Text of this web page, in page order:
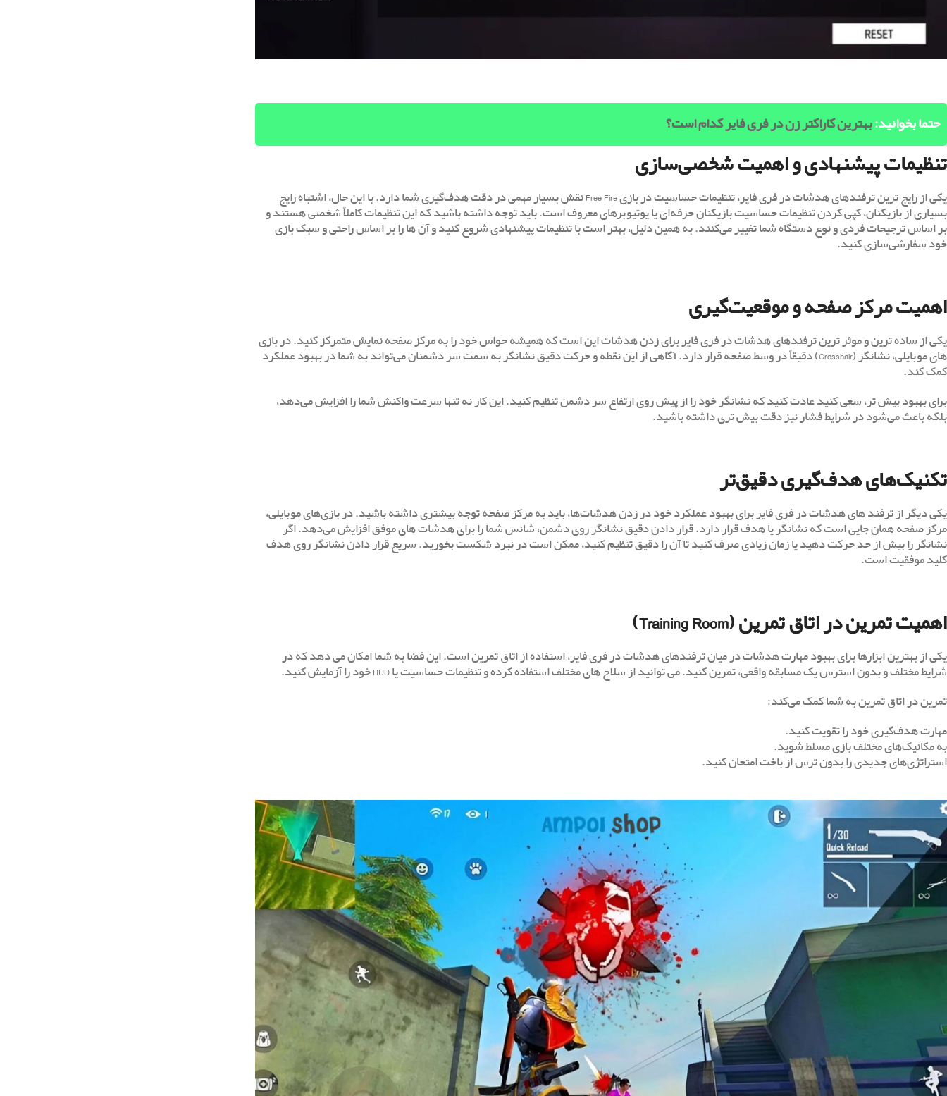
حتما بخوانید:بهترین کاراکتر زن در فری فایر کدام است؟
تنظیمات پیشنهادی و اهمیت شخصی‌سازی
یکی از رایج ترین ترفندهای هدشات در فری فایر، تنظیمات حساسیت در بازی Free Fire نقش بسیار مهمی در دقت هدف‌گیری شما دارد. با این حال، اشتباه رایج
بسیاری از بازیکنان، کپی کردن تنظیمات حساسیت بازیکنان حرفه‌ای یا یوتیوبرهای معروف است. باید توجه داشته باشید که این تنظیمات کاملاً شخصی هستند و
بر اساس ترجیحات فردی و نوع دستگاه شما تغییر می‌کنند. به همین دلیل، بهتر است با تنظیمات پیشنهادی شروع کنید و آن ‌ها را بر اساس راحتی و سبک بازی
خود سفارشی‌سازی کنید.
اهمیت مرکز صفحه و موقعیت‌گیری
یکی از ساده ‌ترین و موثر ترین ترفندهای هدشات در فری فایر برای زدن هدشات این است که همیشه حواس خود را به مرکز صفحه نمایش متمرکز کنید. در بازی
‌های موبایلی، نشانگر (Crosshair) دقیقاً در وسط صفحه قرار دارد. آگاهی از این نقطه و حرکت دقیق نشانگر به سمت سر دشمنان می‌تواند به شما در بهبود عملکرد
کمک کند.
برای بهبود بیش تر، سعی کنید عادت کنید که نشانگر خود را از پیش روی ارتفاع سر دشمن تنظیم کنید. این کار نه تنها سرعت واکنش شما را افزایش می‌دهد،
بلکه باعث می‌شود در شرایط فشار نیز دقت بیش تری داشته باشید.
تکنیک‌های هدف‌گیری دقیق‌تر
یکی دیگر از ترفند های هدشات در فری فایر برای بهبود عملکرد خود در زدن هدشات‌ها، باید به مرکز صفحه توجه بیشتری داشته باشید. در بازی‌های موبایلی،
مرکز صفحه همان جایی است که نشانگر یا هدف قرار دارد. قرار دادن دقیق نشانگر روی دشمن، شانس شما را برای هدشات ‌های موفق افزایش می‌دهد. اگر
نشانگر را بیش از حد حرکت دهید یا زمان زیادی صرف کنید تا آن را دقیق تنظیم کنید، ممکن است در نبرد شکست بخورید. سریع قرار دادن نشانگر روی هدف
کلید موفقیت است.
اهمیت تمرین در اتاق تمرین (Training Room)
یکی از بهترین ابزارها برای بهبود مهارت هدشات در میان ترفندهای هدشات در فری فایر، استفاده از اتاق تمرین است. این فضا به شما امکان می ‌دهد که در
شرایط مختلف و بدون استرس یک مسابقه واقعی، تمرین کنید. می ‌توانید از سلاح‌ های مختلف استفاده کرده و تنظیمات حساسیت یا HUD خود را آزمایش کنید.
تمرین در اتاق تمرین به شما کمک می‌کند:
مهارت هدف‌گیری خود را تقویت کنید.
به مکانیک‌های مختلف بازی مسلط شوید.
استراتژی‌های جدیدی را بدون ترس از باخت امتحان کنید.